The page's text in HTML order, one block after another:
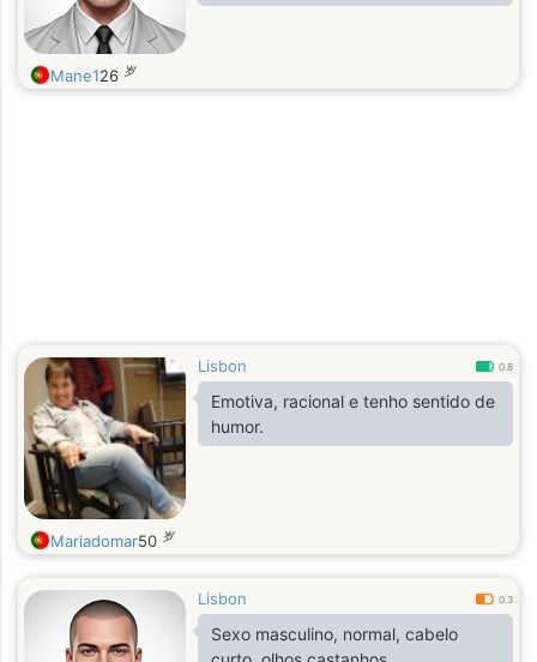
Mane126 岁
Lisbon 0.8
Emotiva, racional e tenho sentido de
humor.
Mariadomar50 岁
Lisbon 0.3
Sexo masculino, normal, cabelo